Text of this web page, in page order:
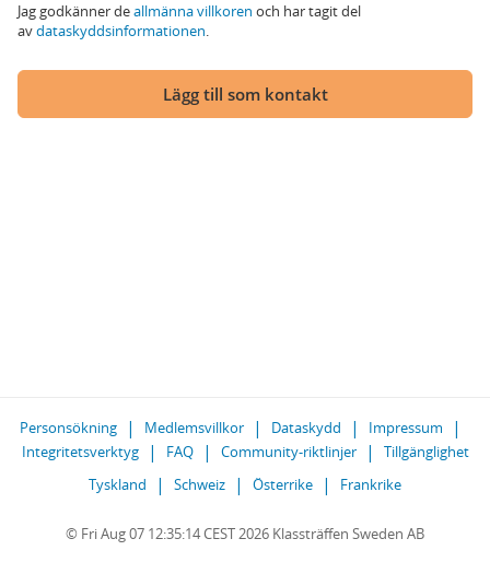
Jag godkänner deallmänna villkoren och har tagit del
avdataskyddsinformationen.
Lägg till som kontakt
Personsökning Medlemsvillkor Dataskydd
Impressum
Integritetsverktyg
FAQ Community-riktlinjer
Tillgänglighet
Tyskland
Schweiz Österrike Frankrike
© Fri Aug 07 12:35:14 CEST 2026 Klassträffen Sweden AB